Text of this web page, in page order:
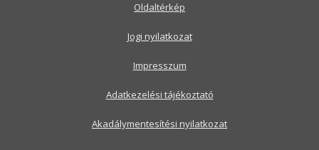
Oldaltérkép
Jogi nyilatkozat
Impresszum
Adatkezelési tájékoztató
Akadálymentesítési nyilatkozat